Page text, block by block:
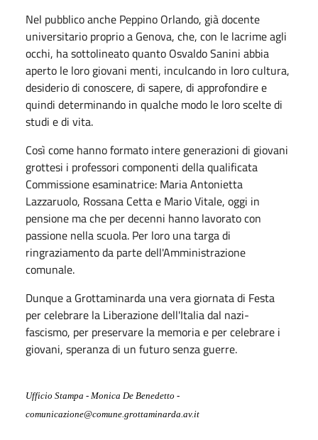
Nel pubblico anche Peppino Orlando, già docente
universitario proprio a Genova, che, con le lacrime agli
occhi, ha sottolineato quanto Osvaldo Sanini abbia
aperto le loro giovani menti, inculcando in loro cultura,
desiderio di conoscere, di sapere, di approfondire e
quindi determinando in qualche modo le loro scelte di
studi e di vita.
Così come hanno formato intere generazioni di giovani
grottesi i professori componenti della qualificata
Commissione esaminatrice: Maria Antonietta
Lazzaruolo, Rossana Cetta e Mario Vitale, oggi in
pensione ma che per decenni hanno lavorato con
passione nella scuola. Per loro una targa di
ringraziamento da parte dell'Amministrazione
comunale.
Dunque a Grottaminarda una vera giornata di Festa
per celebrare la Liberazione dell'Italia dal nazi-
fascismo, per preservare la memoria e per celebrare i
giovani, speranza di un futuro senza guerre.
Ufficio Stampa - Monica De Benedetto -
comunicazione@comune.grottaminarda.av.it